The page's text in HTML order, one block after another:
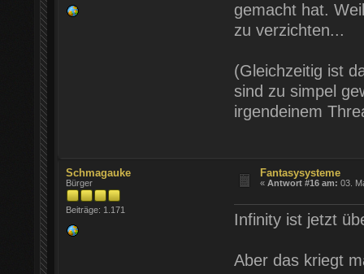
gemacht hat.
zu verzichten...
(Gleichzeitig ist
sind zu simpel
irgendeinem
Schmagauke
Bürger
Beiträge: 1.171
Fantasysysteme
«Antwort #16 am: 03.
Infinity ist jetzt
Aber das kriegt